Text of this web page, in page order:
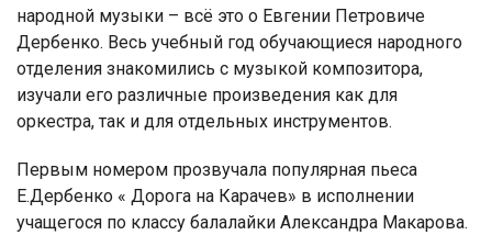
народной музыки – всё это о Евгении Петровиче
Дербенко. Весь учебный год обучающиеся народного
отделения знакомились с музыкой композитора,
изучали его различные произведения как для
оркестра, так и для отдельных инструментов.
Первым номером прозвучала популярная пьеса
Е.Дербенко « Дорога на Карачев» в исполнении
учащегося по классу балалайки Александра Макарова.